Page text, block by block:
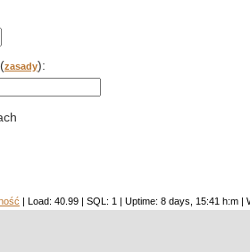
zasady):
| Load: 40.99 | SQL: 1 | Uptime: 8 days, 15:41 h:m